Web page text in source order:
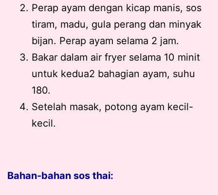
Perap ayam dengan kicap manis, sos
tiram, madu, gula perang dan minyak
bijan. Perap ayam selama 2 jam.
Bakar dalam air fryer selama 10 minit
untuk kedua2 bahagian ayam, suhu
180.
Setelah masak, potong ayam kecil-
kecil.
Bahan-bahan sos thai: